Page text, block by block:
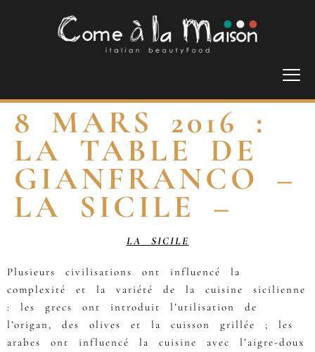
8 MARS 2016 :
LA TABLE DE
GIANFRANCO –
LA SICILE –
LA SICILE
Plusieurs civilisations ont influencé la
complexité et la variété de la cuisine sicilienne
: les grecs ont introduit l’utilisation de
l’origan, des olives et la cuisson grillée ; les
arabes ont influencé la cuisine avec l’aigre-doux